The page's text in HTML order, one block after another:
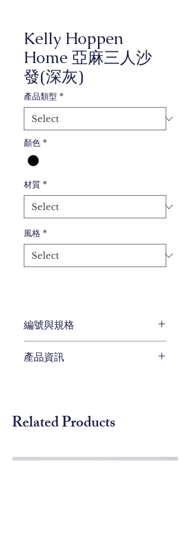
Kelly Hoppen
Home 亞麻三人沙
發(深灰)
產品類型 *
顏色 *
材質 *
風格 *
編號與規格
編號 KH-
產品資訊
Related Products